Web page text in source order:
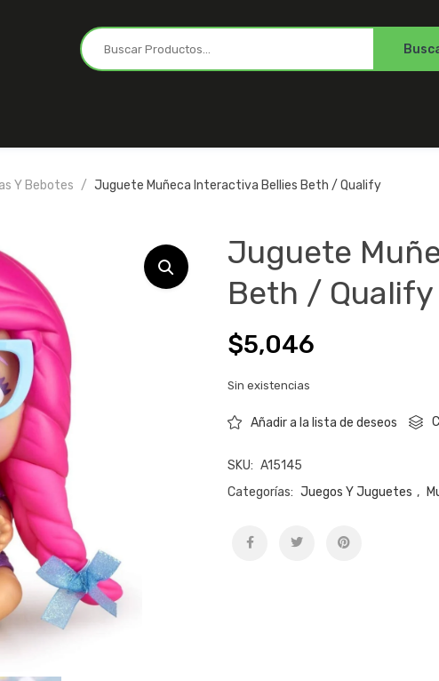
Y Bebotes Juguete Muñeca Interactiva Bellies Beth / Qualify
Juguete
Beth / Qualify
$5,046
Sin existencias
Añadir a la lista de deseos
SKU: A15145
Categorías: Juegos Y Juguetes ,